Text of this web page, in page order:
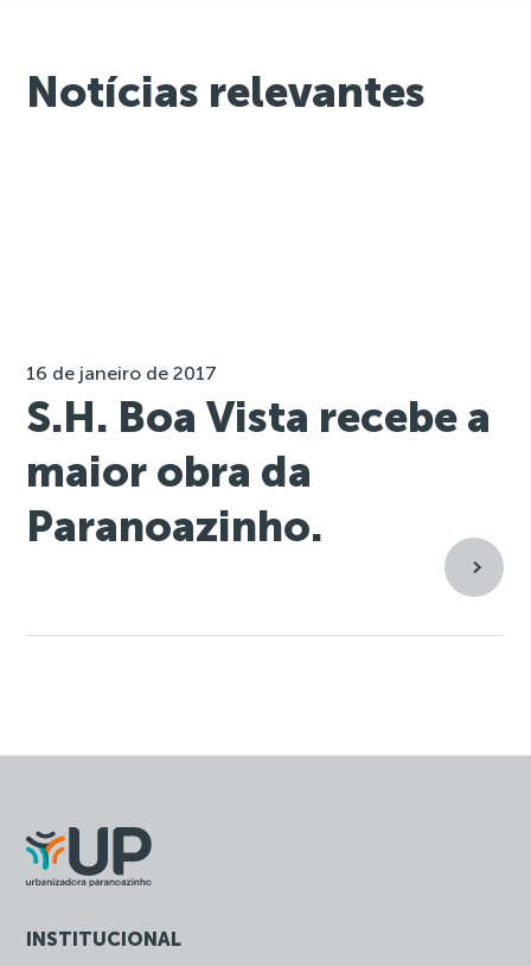
Notícias relevantes
16 de janeiro de 2017
S.H. Boa Vista recebe a
maior obra da
Paranoazinho.
INSTITUCIONAL